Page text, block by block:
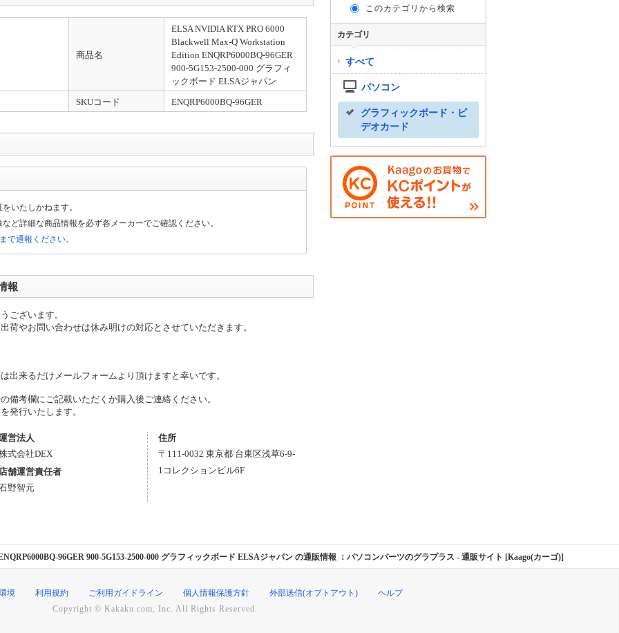
商品名
ELSA NVIDIA RTX PRO 6000
Blackwell Max-Q Workstation
Edition ENQRP6000BQ-96GER
900-5G153-2500-000 グラフィ
ックボード ELSAジャパン
SKUコード
ENQRP6000BQ-96GER
いたしかねます。
ど詳細な商品情報を必ず各メーカーでご確認ください。
で通報ください。
報
ございます。
荷やお問い合わせは休み明けの対応とさせていただきます。
出来るだけメールフォームより頂けますと幸いです。
備考欄にご記載いただくか購入後ご連絡ください。
発行いたします。
営法人
式会社DEX
舗運営責任者
野智元
住所
〒 111-0032 東京都 台東区浅草6-9-
1 コレクションビル6F
このカテゴリから検索
カテゴリ
すべて
パソコン
グラフィックボード・ビ
デオカード
96GER 900-5G153-2500-000 グラフィックボード ELSAジャパン の通販情報 ：パソコンパーツのグラプラス - 通販サイト [Kaago(カーゴ)]
境 利用規約 ご利用ガイドライン 個人情報保護方針 外部送信(オプトアウト)
ヘルプ
Copyright © Kakaku.com, Inc. All Rights Reserved.